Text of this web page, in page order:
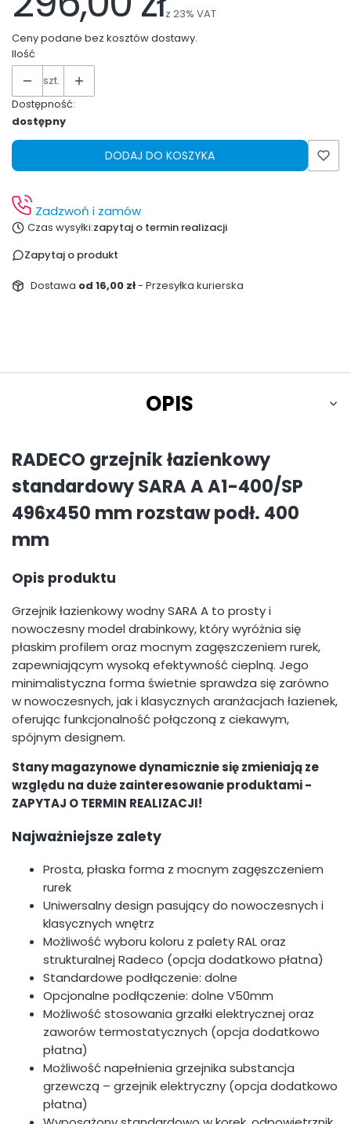
z 23% VAT
Ceny podane bez kosztów dostawy.
Ilość
szt.
Dostępność:
dostępny
DODAJ DO KOSZYKA
Zadzwoń i zamów
Czas wysyłki:zapytaj o termin realizacji
Zapytaj o produkt
Dostawa od 16,00 zł- Przesyłka kurierska
OPIS
RADECO grzejnik łazienkowy
standardowy SARA A A1-400/SP
496x450 mm rozstaw podł. 400
mm
Opis produktu
Grzejnik łazienkowy wodny SARA A to prosty i
nowoczesny model drabinkowy, który wyróżnia się
płaskim profilem oraz mocnym zagęszczeniem rurek,
zapewniającym wysoką efektywność cieplną. Jego
minimalistyczna forma świetnie sprawdza się zarówno
w nowoczesnych, jak i klasycznych aranżacjach łazienek,
oferując funkcjonalność połączoną z ciekawym,
spójnym designem.
Stany magazynowe dynamicznie się zmieniają ze
względu na duże zainteresowanie produktami -
ZAPYTAJ O TERMIN REALIZACJI!
Najważniejsze zalety
Prosta, płaska forma z mocnym zagęszczeniem
rurek
Uniwersalny design pasujący do nowoczesnych i
klasycznych wnętrz
Możliwość wyboru koloru z palety RAL oraz
strukturalnej Radeco (opcja dodatkowo płatna)
Standardowe podłączenie: dolne
Opcjonalne podłączenie: dolne V50mm
Możliwość stosowania grzałki elektrycznej oraz
zaworów termostatycznych (opcja dodatkowo
płatna)
Możliwość napełnienia grzejnika substancja
grzewczą – grzejnik elektryczny (opcja dodatkowo
płatna)